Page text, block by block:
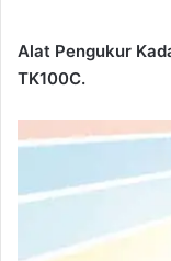
Alat Pengukur
TK100C.